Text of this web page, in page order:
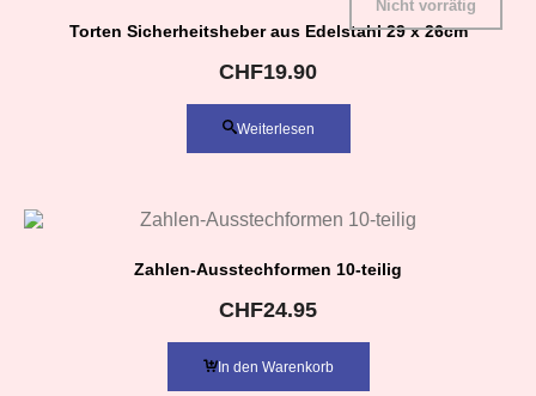
Torten Sicherheitsheber aus Edelstahl 29 x 26cm
Nicht vorrätig
CHF19.90
Weiterlesen
Zahlen-Ausstechformen 10-teilig
CHF24.95
In den Warenkorb